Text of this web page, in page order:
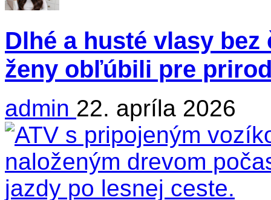
Dlhé a husté vlasy
ženy obľúbili pre
admin 22. apríla 2026